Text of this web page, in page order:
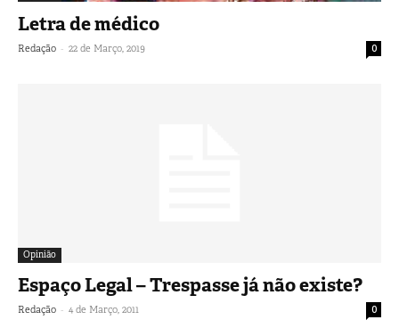
Letra de médico
Redação - 22 de Março, 2019 0
Opinião
Espaço Legal – Trespasse já não existe?
Redação - 4 de Março, 2011 0